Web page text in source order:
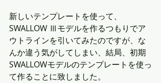
新しいテンプレートを使って、
SWALLOW Ⅲモデルを作るつもりでア
ウトラインを引いてみたのですが、な
んか違う気がしてしまい、結局、初期
SWALLOWモデルのテンプレートを使っ
て作ることに致しました。